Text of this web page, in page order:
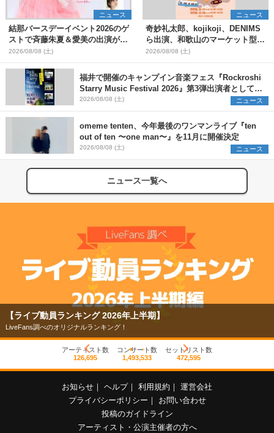
ニュース
結那バースデーイベント2026のゲ
ストで斉藤朱夏＆愛美の出演が決
定
2026/08/08 (土)
ニュース
奇妙礼太郎、kojikoji、DENIMS
ら出演、和歌山のマーケット型野
外イベント『PICNIC JAM
2026』早割チケット発売開始
2026/08/08 (土)
福井で開催のキャンプイン音楽フェス『Rockroshi
Starry Music Festival 2026』第3弾出演者として
SCOOBIE DO、かりゆし58、Reiを発表
2026/08/08 (土) ニュース
omeme tenten、今年最後のワンマンライブ『ten
out of ten 〜one man〜』を11月に開催決定
2026/08/08 (土) ニュース
ニュース一覧へ
【ライブ動員ランキング 2026年上半期】
LiveFans調べのオリジナルランキング！
アーティスト数
126,695
コンサート数
1,493,533
セットリスト数
472,595
お知らせ ｜ ヘルプ｜ 利用規約 ｜ 運営会社
プライバシーポリシー ｜
お問い合わせ
投稿のガイドライン
アーティスト・公演主催者の方へ